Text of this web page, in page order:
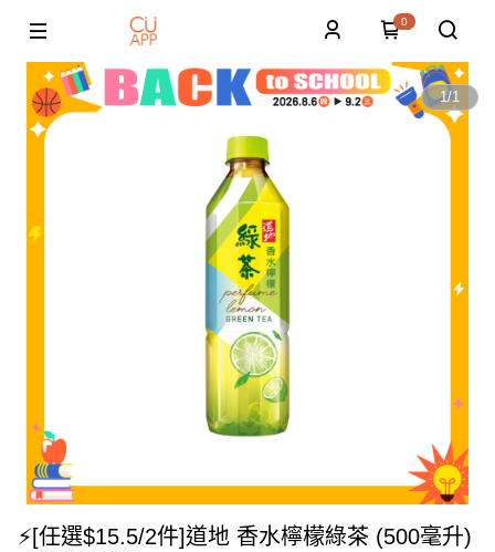
0
1/1
⚡[任選$15.5/2件]道地 香水檸檬綠茶 (500毫升)